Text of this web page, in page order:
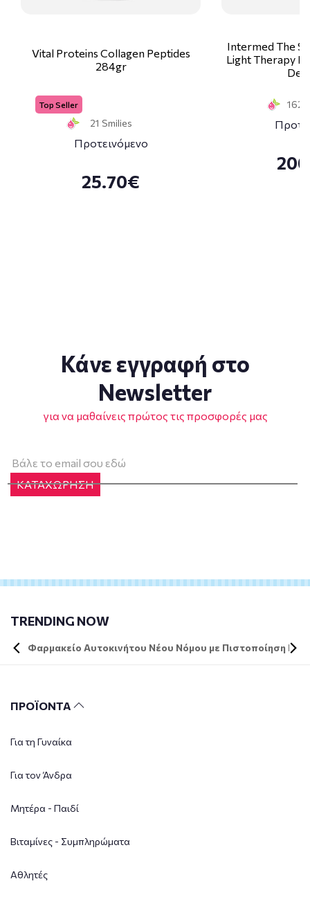
Vital Proteins Collagen Peptides
284gr
Top Seller
21 Smilies
Προτεινόμενο
25.70€
Intermed The
Light Therapy
162
Κάνε εγγραφή στο
Newsletter
για να μαθαίνεις πρώτος τις προσφορές μας
ΚΑΤΑΧΩΡΗΣΗ
TRENDING NOW
Φαρμακείο Αυτοκινήτου Νέου Νόμου με Πιστοποίηση DIN
ΠΡΟΪΟΝΤΑ
Για τη Γυναίκα
Για τον Άνδρα
Μητέρα - Παιδί
Βιταμίνες - Συμπληρώματα
Αθλητές